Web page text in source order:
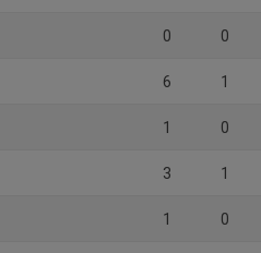
0 0
6 1
1 0
3 1
1 0